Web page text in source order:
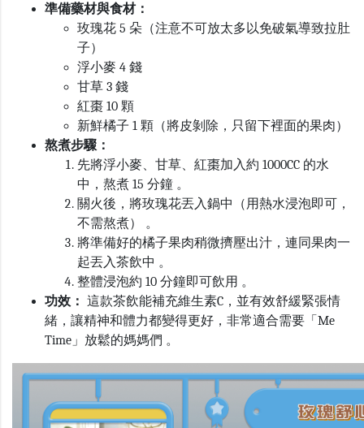
準備藥材與食材：
玫瑰花 5 朵（注意不可放太多以免破氣導致拉肚
子）
浮小麥 4 錢
甘草 3 錢
紅棗 10 顆
新鮮橘子 1 顆（將皮剝除，只留下裡面的果肉）
熬煮步驟：
先將浮小麥、甘草、紅棗加入約 1000CC 的水
中，熬煮 15 分鐘 。
關火後，將玫瑰花丟入鍋中（用熱水浸泡即可，
不需熬煮） 。
將準備好的橘子果肉稍微擠壓出汁，連同果肉一
起丟入茶飲中 。
整體浸泡約 10 分鐘即可飲用 。
功效： 這款茶飲能補充維生素C ，並有效舒緩緊張情
緒，讓精神和體力都變得更好，非常適合需要「 Me
Time 」放鬆的媽媽們 。